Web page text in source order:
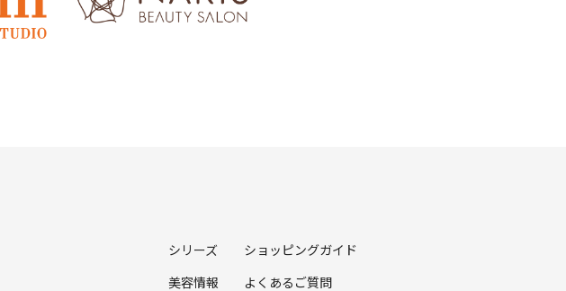
シリーズ ショッピングガイド
美容情報 よくあるご質問